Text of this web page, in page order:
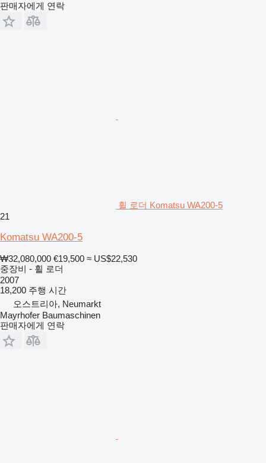
판매자에게 연락
휠 로더 Komatsu WA200-5
21
Komatsu WA200-5
₩32,080,000 €19,500 ≈ US$22,530
중장비 - 휠 로더
2007
18,200 주행 시간
오스트리아, Neumarkt
Mayrhofer Baumaschinen
판매자에게 연락